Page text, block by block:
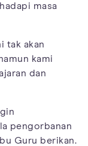
masa
tak akan
kami
dan
pengorbanan
Guru berikan.